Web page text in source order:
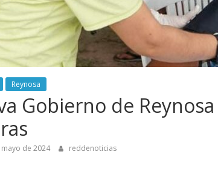
Reynosa
Gobierno de
de 2024 reddenoticias